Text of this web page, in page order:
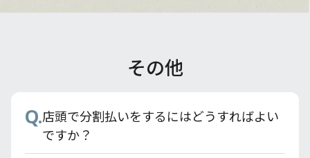
Q.東武カードのETCスルーカードのお申し込
み方法を教えてください。
Q.旧東武カードから東武カードへ切り替える
ことはできますか？
Q.東武カードはPASMOカードのオートチャー
ジ設定ができますか？
Q.東武鉄道モバイル定期券はどのように購入
すればいいですか？
Q.東武カードアプリでどんなことができます
か？
その他
Q.店頭で分割払いをするにはどうすればよい
ですか？